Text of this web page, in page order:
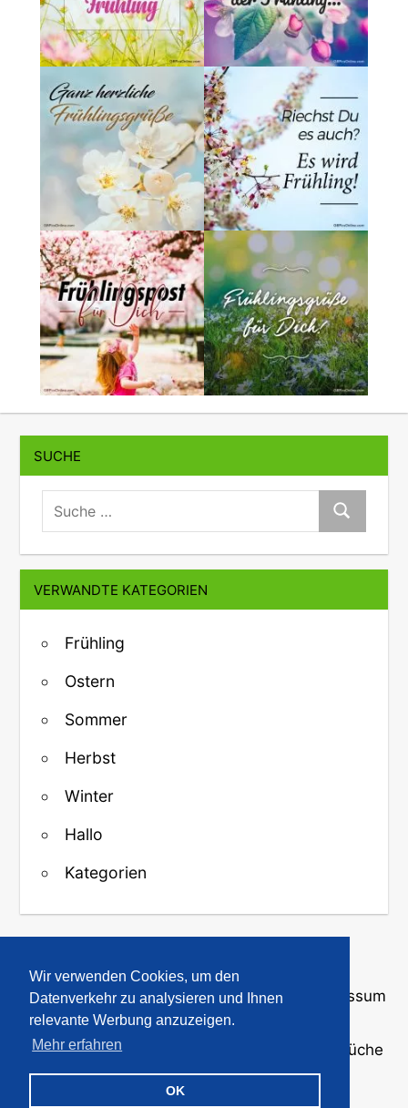
Wir verwenden Cookies, um den
Datenverkehr zu analysieren und Ihnen
relevante Werbung anzuzeigen.
Mehr erfahren
OK
SUCHE
suche:
Suche
VERWANDTE KATEGORIEN
Frühling
Ostern
Sommer
Herbst
Winter
Hallo
Kategorien
↑ Zurück zum Anfang
Über uns·Kontakt·Datenschutz Impressum
© 2008-2026
· Bilder und Sprüche
für WhatsApp und Profile